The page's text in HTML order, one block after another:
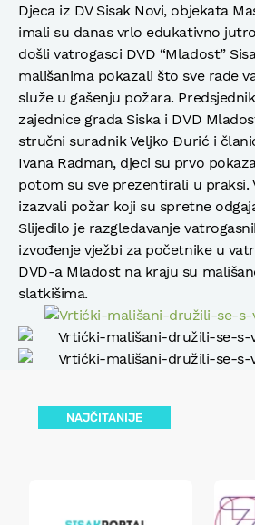
Djeca iz DV Sisak Novi, objekata
imali su danas vrlo edukativno
došli vatrogasci DVD “Mladost”
mališanima pokazali što sve rade
služe u gašenju požara.
zajednice grada Siska i DVD
stručni suradnik Veljko Đurić i
Ivana Radman, djeci su prvo
potom su sve prezentirali u praksi.
izazvali požar koji su spretne
Slijedilo je razgledavanje
izvođenje vježbi za početnike u
DVD-a Mladost na kraju su
slatkišima.
NAJČITANIJE